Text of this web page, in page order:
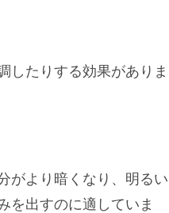
したりする効果がありま
がより暗くなり、明るい
を出すのに適していま